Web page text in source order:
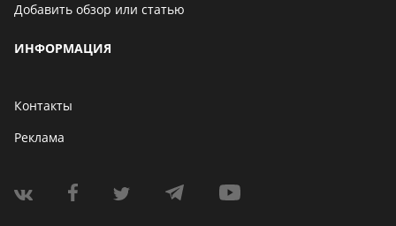
Добавить обзор или статью
ИНФОРМАЦИЯ
Контакты
Реклама